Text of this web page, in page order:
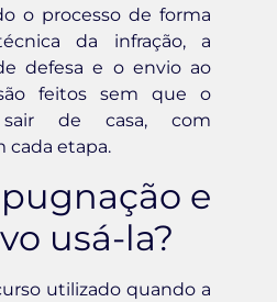
o processo de forma
da infração, a
defesa e o envio ao
feitos sem que o
sair de casa, com
cada etapa.
e
usá-la?
utilizado quando a